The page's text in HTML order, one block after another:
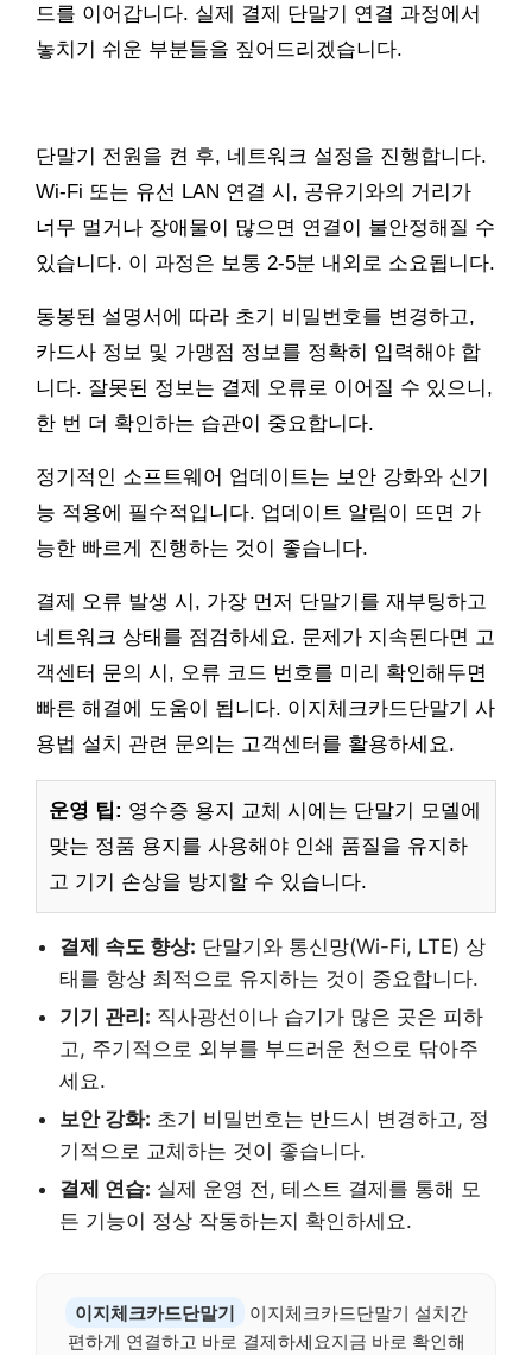
드를 이어갑니다. 실제 결제 단말기 연결 과정에서
놓치기 쉬운 부분들을 짚어드리겠습니다.
단말기 전원을 켠 후, 네트워크 설정을 진행합니다.
Wi-Fi 또는 유선 LAN 연결 시, 공유기와의 거리가
너무 멀거나 장애물이 많으면 연결이 불안정해질 수
있습니다. 이 과정은 보통 2-5분 내외로 소요됩니다.
동봉된 설명서에 따라 초기 비밀번호를 변경하고,
카드사 정보 및 가맹점 정보를 정확히 입력해야 합
니다. 잘못된 정보는 결제 오류로 이어질 수 있으니,
한 번 더 확인하는 습관이 중요합니다.
정기적인 소프트웨어 업데이트는 보안 강화와 신기
능 적용에 필수적입니다. 업데이트 알림이 뜨면 가
능한 빠르게 진행하는 것이 좋습니다.
결제 오류 발생 시, 가장 먼저 단말기를 재부팅하고
네트워크 상태를 점검하세요. 문제가 지속된다면 고
객센터 문의 시, 오류 코드 번호를 미리 확인해두면
빠른 해결에 도움이 됩니다. 이지체크카드단말기 사
용법 설치 관련 문의는 고객센터를 활용하세요.
운영 팁: 영수증 용지 교체 시에는 단말기 모델에
맞는 정품 용지를 사용해야 인쇄 품질을 유지하
고 기기 손상을 방지할 수 있습니다.
결제 속도 향상: 단말기와 통신망(Wi-Fi, LTE) 상
태를 항상 최적으로 유지하는 것이 중요합니다.
기기 관리: 직사광선이나 습기가 많은 곳은 피하
고, 주기적으로 외부를 부드러운 천으로 닦아주
세요.
보안 강화: 초기 비밀번호는 반드시 변경하고, 정
기적으로 교체하는 것이 좋습니다.
결제 연습: 실제 운영 전, 테스트 결제를 통해 모
든 기능이 정상 작동하는지 확인하세요.
이지체크카드단말기
이지체크카드단말기 설치간
편하게 연결하고 바로 결제하세요지금 바로 확인해